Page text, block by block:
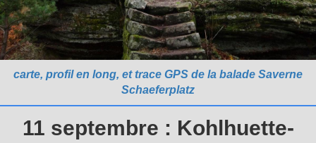
carte, profil en long, et trace GPS de la balade Saverne
Schaeferplatz
11 septembre : Kohlhuette-